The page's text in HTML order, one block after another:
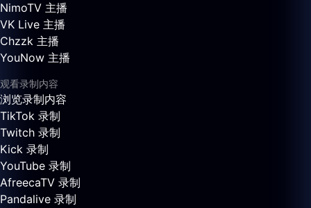
NimoTV 主播
VK Live 主播
Chzzk 主播
YouNow 主播
观看录制内容
浏览录制内容
TikTok 录制
Twitch 录制
Kick 录制
YouTube 录制
AfreecaTV 录制
Pandalive 录制